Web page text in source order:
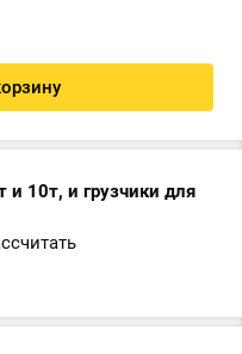
и 10т, и грузчики для